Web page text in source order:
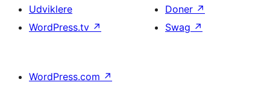
Udviklere
WordPress.tv ↗
Doner ↗
Swag ↗
WordPress.com ↗